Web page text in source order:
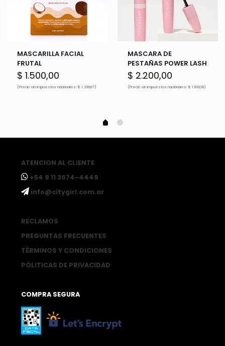
MASCARILLA FACIAL
FRUTAL
$ 1.500,00
(Precio sin impuestos nacionales: $ 1.239,67)
MASCARA DE
PESTAÑAS POWER LASH
$ 2.200,00
(Precio sin impuestos nacionales: $ 1.818,18)
ATENCION AL CLIENTE
ㅤ+54 9 11 3674-4449
ㅤinfo@citygirl.com.ar
RECLAMOS
PREGUNTAS FRECUENTES
TÉRMINOS Y CONDICIONES
PÓLITICAS DE PRIVACIDAD
COMPRA SEGURA